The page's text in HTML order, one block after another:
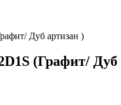
Дуб артизан )
(Графит/ Дуб